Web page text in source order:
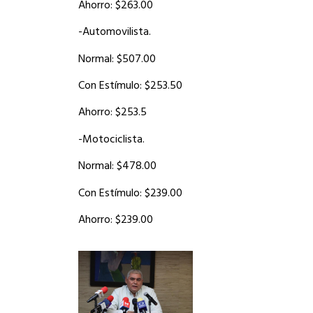
Ahorro: $263.00
-Automovilista.
Normal: $507.00
Con Estímulo: $253.50
Ahorro: $253.5
-Motociclista.
Normal: $478.00
Con Estímulo: $239.00
Ahorro: $239.00